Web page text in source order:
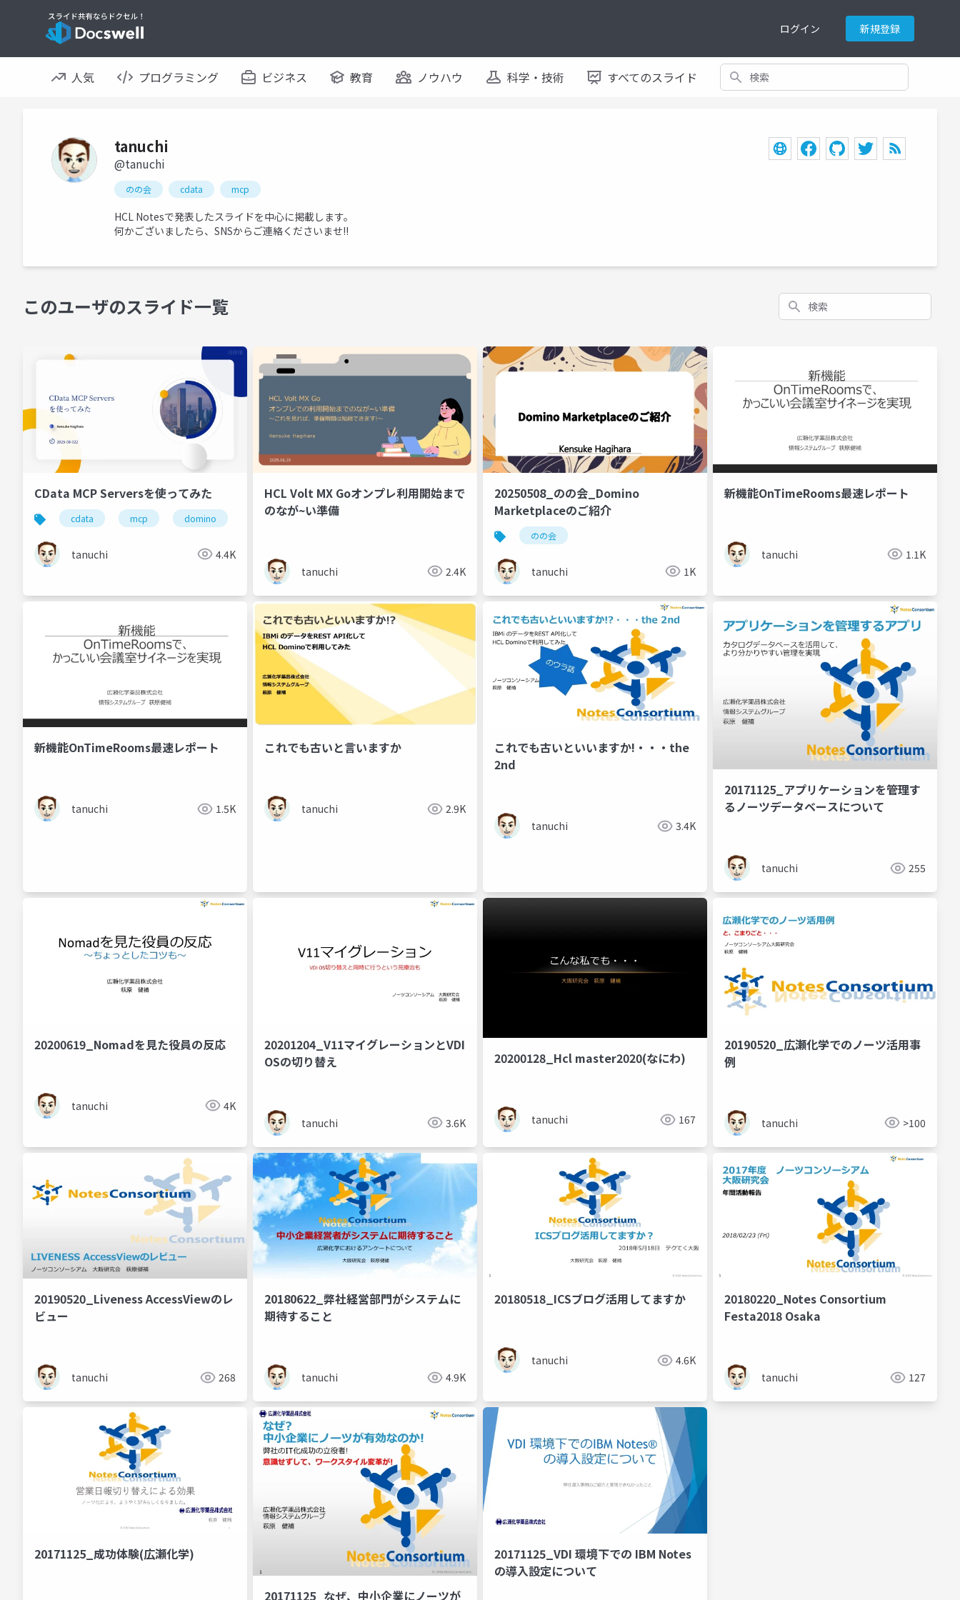
ログイン 新規登録
人気 プログラミング ビジネス 教育 ノウハウ 科学・技術 すべてのスライド 検索
tanuchi
@tanuchi
のの会 cdata mcp
HCL Notesで発表したスライドを中心に掲載します。
何かございましたら、SNSからご連絡くださいませ!!
このユーザのスライド一覧 検索
CData MCP Serversを使ってみた
cdata mcp domino
tanuchi 4.4K
HCL Volt MX Goオンプレ利用開始まで
のなが~い準備
tanuchi 2.4K
20250508_のの会_Domino
Marketplaceのご紹介
のの会
tanuchi 1K
新機能OnTimeRooms最速レポート
tanuchi 1.1K
新機能OnTimeRooms最速レポート
tanuchi 1.5K
これでも古いと言いますか
tanuchi 2.9K
これでも古いといいますか!・・・the
2nd
tanuchi 3.4K
20171125_アプリケーションを管理す
るノーツデータベースについて
tanuchi 255
20200619_Nomadを見た役員の反応
tanuchi 4K
20201204_V11マイグレーションとVDI
OSの切り替え
tanuchi 3.6K
20200128_Hcl master2020(なにわ)
tanuchi 167
20190520_広瀬化学でのノーツ活用事
例
tanuchi >100
20190520_Liveness AccessViewのレ
ビュー
tanuchi 268
20180622_弊社経営部門がシステムに
期待すること
tanuchi 4.9K
20180518_ICSブログ活用してますか
tanuchi 4.6K
20180220_Notes Consortium
Festa2018 Osaka
tanuchi 127
20171125_成功体験(広瀬化学)
20171125_なぜ、中小企業にノーツが
20171125_VDI 環境下での IBM Notes
の導入設定について